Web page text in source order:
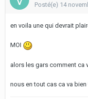
Posté(e) 14
en voila une qui devrait
MOI
alors les gars comment ca
nous en tout cas ca va bien